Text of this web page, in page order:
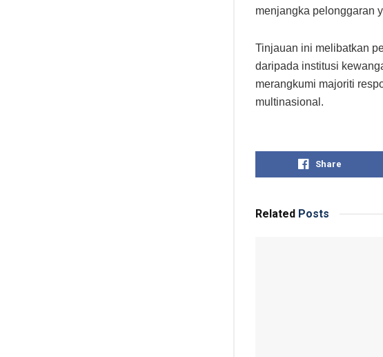
menjangka pelonggaran
Tinjauan ini melibatkan
daripada institusi
merangkumi majoriti
multinasional.
Share
Related Posts